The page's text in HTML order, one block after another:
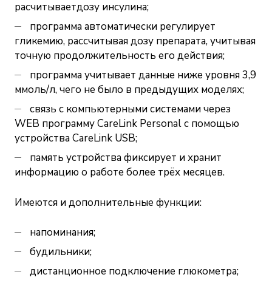
расчитываетдозу инсулина;
программа автоматически регулирует
гликемию, рассчитывая дозу препарата, учитывая
точную продолжительность его действия;
программа учитывает данные ниже уровня 3,9
ммоль/л, чего не было в предыдущих моделях;
связь с компьютерными системами через
WEB программу CareLink Personal с помощью
устройства CareLink USB;
память устройства фиксирует и хранит
информацию о работе более трёх месяцев.
Имеются и дополнительные функции:
напоминания;
будильники;
дистанционное подключение глюкометра;